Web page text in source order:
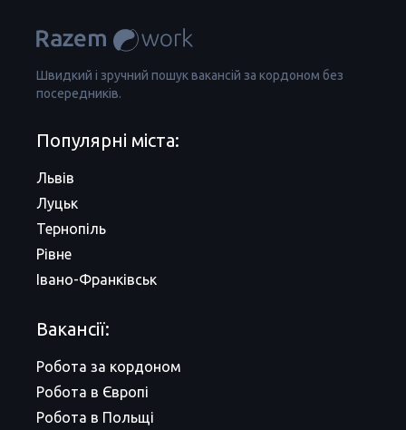
Швидкий і зручний пошук вакансій за кордоном без
посередників.
Популярні міста:
Львів
Луцьк
Тернопіль
Рівне
Івано-Франківськ
Вакансії:
Робота за кордоном
Робота в Європі
Робота в Польщі